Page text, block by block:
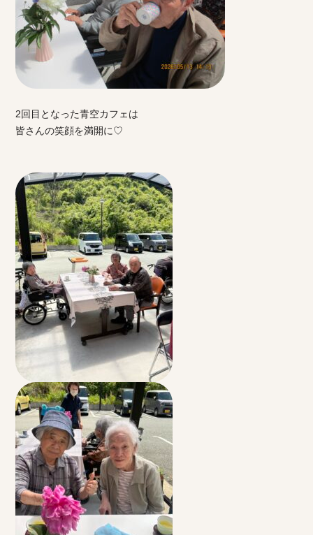
2回目となった青空カフェは
皆さんの笑顔を満開に♡